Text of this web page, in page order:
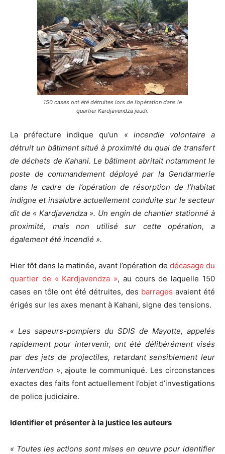
150 cases ont été détruites lors de l’opération dans le
quartier Kardjavendza jeudi.
La préfecture indique qu’un « incendie volontaire a
détruit un bâtiment situé à proximité du quai de transfert
de déchets de Kahani. Le bâtiment abritait notamment le
poste de commandement déployé par la Gendarmerie
dans le cadre de l’opération de résorption de l’habitat
indigne et insalubre actuellement conduite sur le secteur
dit de « Kardjavendza ». Un engin de chantier stationné à
proximité, mais non utilisé sur cette opération, a
également été incendié ».
Hier tôt dans la matinée, avant l’opération de décasage du
quartier de « Kardjavendza », au cours de laquelle 150
cases en tôle ont été détruites, des barrages avaient été
érigés sur les axes menant à Kahani, signe des tensions.
« Les sapeurs-pompiers du SDIS de Mayotte, appelés
rapidement pour intervenir, ont été délibérément visés
par des jets de projectiles, retardant sensiblement leur
intervention », ajoute le communiqué. Les circonstances
exactes des faits font actuellement l’objet d’investigations
de police judiciaire.
Identifier et présenter à la justice les auteurs
« Toutes les actions sont mises en œuvre pour identifier